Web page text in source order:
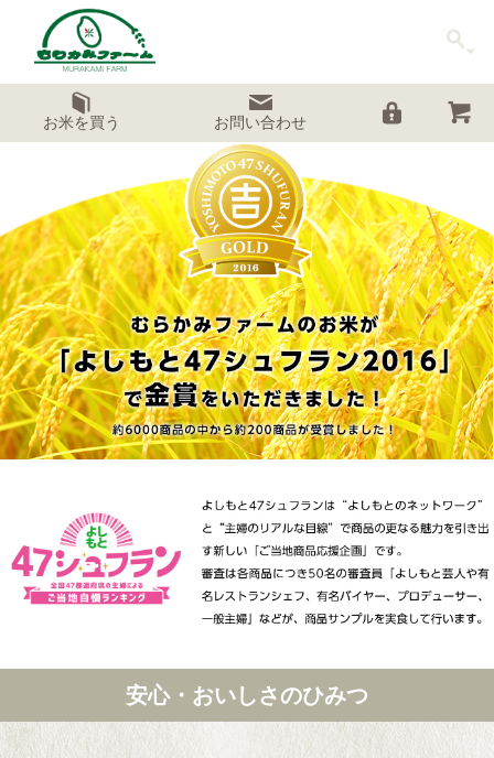
お米を買う お問い合わせ
安心・おいしさのひみつ